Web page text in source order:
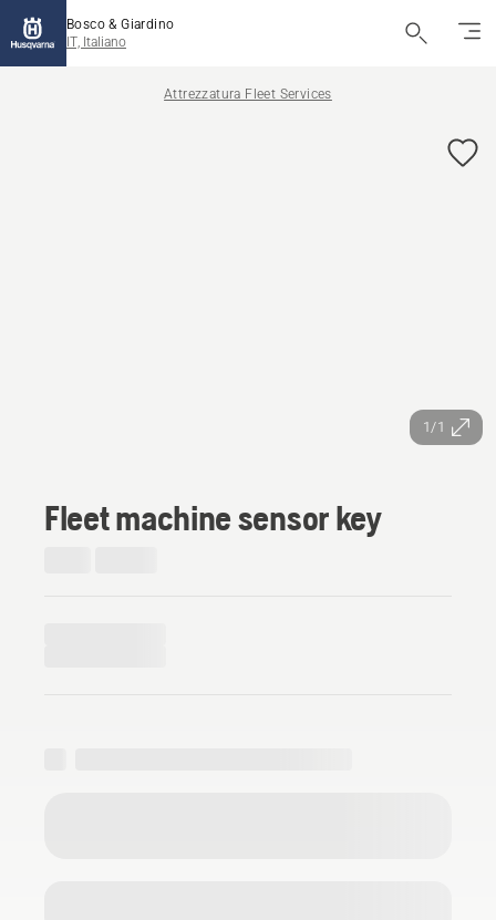
Bosco & Giardino
IT, Italiano
Attrezzatura Fleet Services
1/1
Fleet machine sensor key